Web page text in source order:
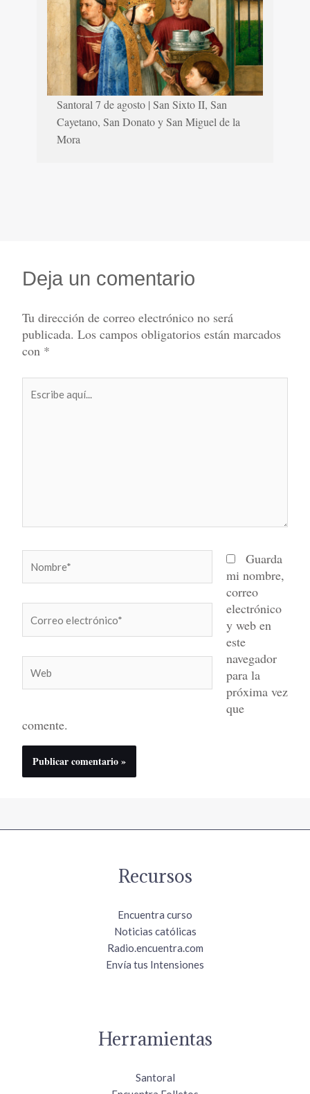
Santoral 7 de agosto | San Sixto II, San
Cayetano, San Donato y San Miguel de la
Mora
Deja un comentario
Tu dirección de correo electrónico no será
publicada. Los campos obligatorios están marcados
con *
aquí...
electrónico*
Guarda
mi nombre,
correo
electrónico
y web en
este
navegador
para la
próxima vez
que
comente.
Recursos
Encuentra curso
Noticias católicas
Radio.encuentra.com
Envía tus Intensiones
Herramientas
Santoral